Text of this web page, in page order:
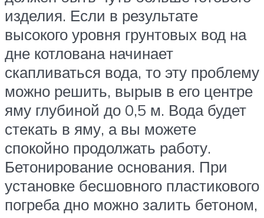
изделия. Если в результате
высокого уровня грунтовых вод на
дне котлована начинает
скапливаться вода, то эту проблему
можно решить, вырыв в его центре
яму глубиной до 0,5 м. Вода будет
стекать в яму, а вы можете
спокойно продолжать работу.
Бетонирование основания. При
установке бесшовного пластикового
погреба дно можно залить бетоном,